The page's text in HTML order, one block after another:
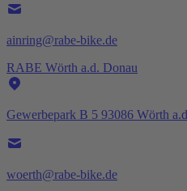
ainring@rabe-bike.de
RABE Wörth a.d. Donau
Gewerbepark B 5 93086 Wörth
woerth@rabe-bike.de